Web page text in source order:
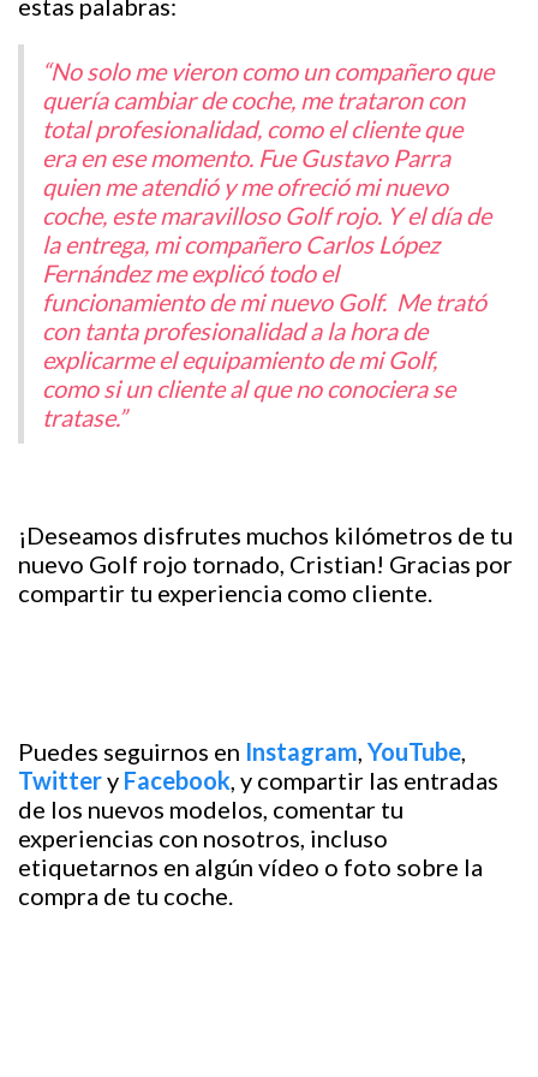
estas palabras:
“No solo me vieron como un compañero que
quería cambiar de coche, me trataron con
total profesionalidad, como el cliente que
era en ese momento. Fue Gustavo Parra
quien me atendió y me ofreció mi nuevo
coche, este maravilloso Golf rojo. Y el día de
la entrega, mi compañero Carlos López
Fernández me explicó todo el
funcionamiento de mi nuevo Golf. Me trató
con tanta profesionalidad a la hora de
explicarme el equipamiento de mi Golf,
como si un cliente al que no conociera se
tratase.”
¡Deseamos disfrutes muchos kilómetros de tu
nuevo Golf rojo tornado, Cristian! Gracias por
compartir tu experiencia como cliente.
Puedes seguirnos en Instagram, YouTube,
Twittery Facebook, y compartir las entradas
de los nuevos modelos, comentar tu
experiencias con nosotros, incluso
etiquetarnos en algún vídeo o foto sobre la
compra de tu coche.